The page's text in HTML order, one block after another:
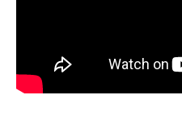
구이기도 하다